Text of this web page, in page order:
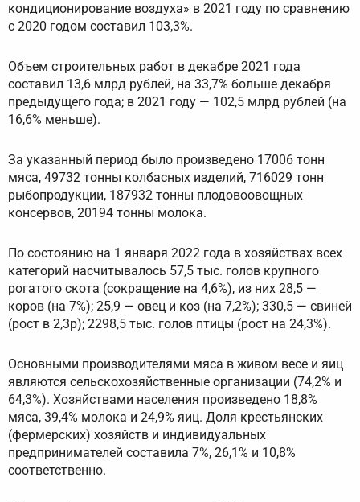
кондиционирование воздуха» в 2021 году по сравнению
с 2020 годом составил 103,3%.
Объем строительных работ в декабре 2021 года
составил 13,6 млрд рублей, на 33,7% больше декабря
предыдущего года; в 2021 году — 102,5 млрд рублей (на
16,6% меньше).
За указанный период было произведено 17006 тонн
мяса, 49732 тонны колбасных изделий, 716029 тонн
рыбопродукции, 187932 тонны плодовоовощных
консервов, 20194 тонны молока.
По состоянию на 1 января 2022 года в хозяйствах всех
категорий насчитывалось 57,5 тыс. голов крупного
рогатого скота (сокращение на 4,6%), из них 28,5 —
коров (на 7%); 25,9 — овец и коз (на 7,2%); 330,5 — свиней
(рост в 2,3р); 2298,5 тыс. голов птицы (рост на 24,3%).
Основными производителями мяса в живом весе и яиц
являются сельскохозяйственные организации (74,2% и
64,3%). Хозяйствами населения произведено 18,8%
мяса, 39,4% молока и 24,9% яиц. Доля крестьянских
(фермерских) хозяйств и индивидуальных
предпринимателей составила 7%, 26,1% и 10,8%
соответственно.